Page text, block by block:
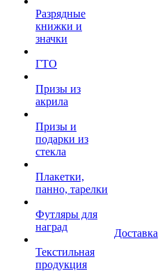
Разрядные
книжки и
значки
ГТО
Призы из
акрила
Призы и
подарки из
стекла
Плакетки,
панно, тарелки
Футляры для
наград
Текстильная
продукция
Доставка